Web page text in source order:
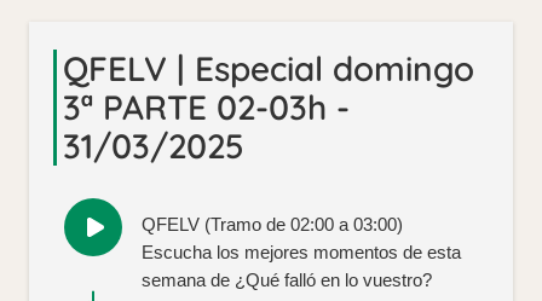
QFELV | Especial domingo
3ª PARTE 02-03h -
31/03/2025
Reproducir
audio
QFELV (Tramo de 02:00 a 03:00)
Escucha los mejores momentos de esta
semana de ¿Qué falló en lo vuestro?